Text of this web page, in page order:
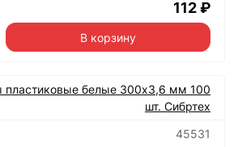
112 ₽
В корзину
пластиковые белые 300х3,6 мм 100
шт. Сибртех
45531